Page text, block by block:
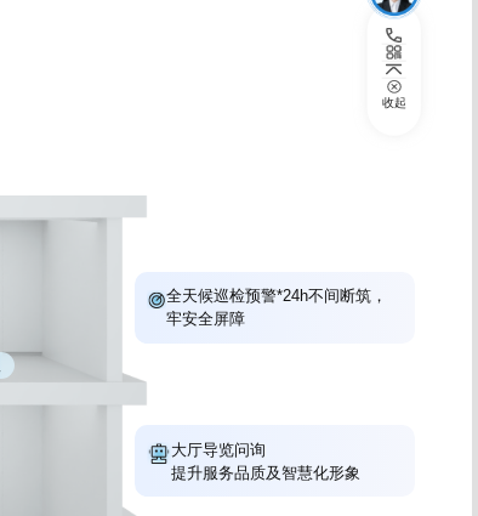
收起
全天候巡检预警*24h不间断筑，
牢安全屏障
大厅导览问询
提升服务品质及智慧化形象